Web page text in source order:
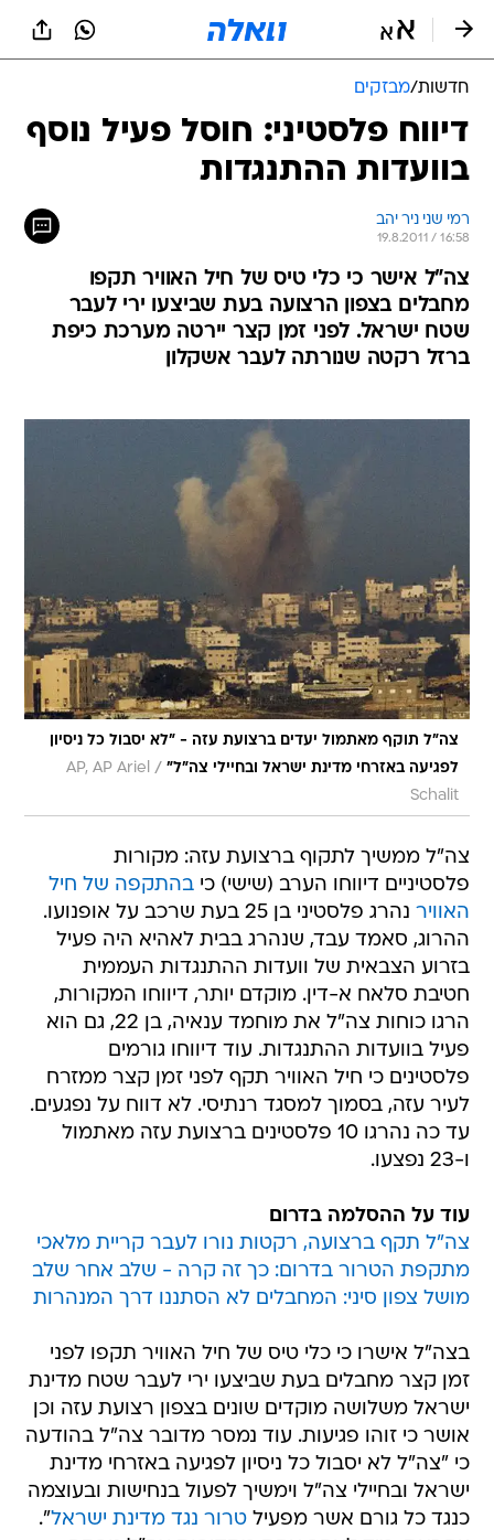
חדשות/מבזקים
דיווח פלסטיני: חוסל פעיל נוסף
בוועדות ההתנגדות
רמי שני ניר יהב
19.8.2011 / 16:58
צה"ל אישר כי כלי טיס של חיל האוויר תקפו
מחבלים בצפון הרצועה בעת שביצעו ירי לעבר
שטח ישראל. לפני זמן קצר יירטה מערכת כיפת
ברזל רקטה שנורתה לעבר אשקלון
צה"ל תוקף מאתמול יעדים ברצועת עזה - "לא יסבול כל ניסיון
לפגיעה באזרחי מדינת ישראל ובחיילי צה"ל" /
AP, AP Ariel
Schalit
צה"ל ממשיך לתקוף ברצועת עזה: מקורות
פלסטיניים דיווחו הערב (שישי) כיבהתקפה של חיל
האוויר
נהרג פלסטיני בן 25 בעת שרכב על אופנועו.
ההרוג, סאמד עבד, שנהרג בבית לאהיא היה פעיל
בזרוע הצבאית של וועדות ההתנגדות העממית 
חטיבת סלאח א-דין. מוקדם יותר, דיווחו המקורות,
הרגו כוחות צה"ל את מוחמד ענאיה, בן 22, גם הוא
פעיל בוועדות ההתנגדות. עוד דיווחו גורמים
פלסטינים כי חיל האוויר תקף לפני זמן קצר ממזרח
לעיר עזה, בסמוך למסגד רנתיסי. לא דווח על נפגעים.
עד כה נהרגו 10 פלסטינים ברצועת עזה מאתמול
ו-23 נפצעו.
עוד על ההסלמה בדרום
צה"ל תקף ברצועה, רקטות נורו לעבר קריית מלאכי
מתקפת הטרור בדרום: כך זה קרה - שלב אחר שלב
מושל צפון סיני: המחבלים לא הסתננו דרך המנהרות
בצה"ל אישרו כי כלי טיס של חיל האוויר תקפו לפני
זמן קצר מחבלים בעת שביצעו ירי לעבר שטח מדינת
ישראל משלושה מוקדים שונים בצפון רצועת עזה וכן
אושר כי זוהו פגיעות. עוד נמסר מדובר צה"ל בהודעה
כי "צה"ל לא יסבול כל ניסיון לפגיעה באזרחי מדינת
ישראל ובחיילי צה"ל וימשיך לפעול בנחישות ובעוצמה
כנגד כל גורם אשר מפעילטרור נגד מדינת ישראל".